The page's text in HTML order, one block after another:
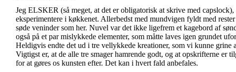
Jeg ELSKER (så meget, at det er obligatorisk at skrive med capslock),
eksperimentere i køkkenet. Allerbedst med mundvigen fyldt med
søde veninder som her. Nuvel var det ikke ligefrem et kagebord af
også på et par mislykkede elementer, som måtte laves igen grundet
Heldigvis endte det ud i tre vellykkede kreationer, som vi kunne grine
Vigtigst er, at de alle tre smager hamrende godt, og at opskrifterne er
for at gøres os kunsten efter. Det kan i hvert fald anbefales.